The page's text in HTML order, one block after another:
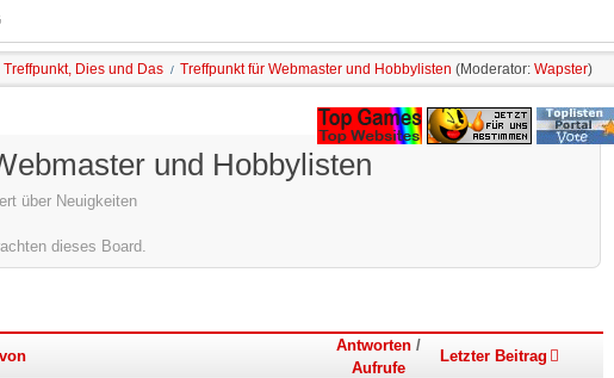
Treffpunkt, Dies und Das / Treffpunkt für Webmaster und Hobbylisten (Moderator: Wapster)
und Hobbylisten
über Neuigkeiten
dieses Board.
Antworten/
Aufrufe
Letzter Beitrag